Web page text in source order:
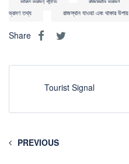
ভ্রমণ তথ্য
রাজস্থান যাওয়া এবং থাকার উপায়
Share
Tourist Signal
PREVIOUS